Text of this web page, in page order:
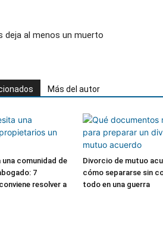
deja al menos un muerto
Más del autor
comunidad de
7
resolver a
Divorcio de mutuo
cómo separarse sin
todo en una guerra